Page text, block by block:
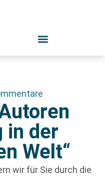
in der
Welt“
wir für Sie durch die